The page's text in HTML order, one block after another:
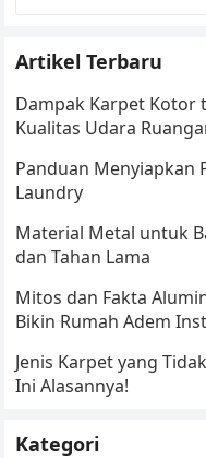
for:
Artikel Terbaru
Dampak Karpet Kotor
Kualitas Udara
Panduan Menyiapkan
Laundry
Material Metal untuk
dan Tahan Lama
Mitos dan Fakta
Bikin Rumah Adem
Jenis Karpet yang
Ini Alasannya!
Kategori